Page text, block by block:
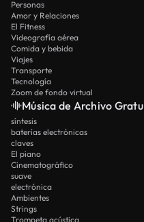
Personas
Amor y Relaciones
El Fitness
Videografía aérea
Comida y bebida
Viajes
Transporte
Tecnología
Zoom de fondo virtual
Música de Archivo
síntesis
baterías electrónicas
claves
El piano
Cinematográfico
suave
electrónica
Ambientes
Strings
Trompeta acústica